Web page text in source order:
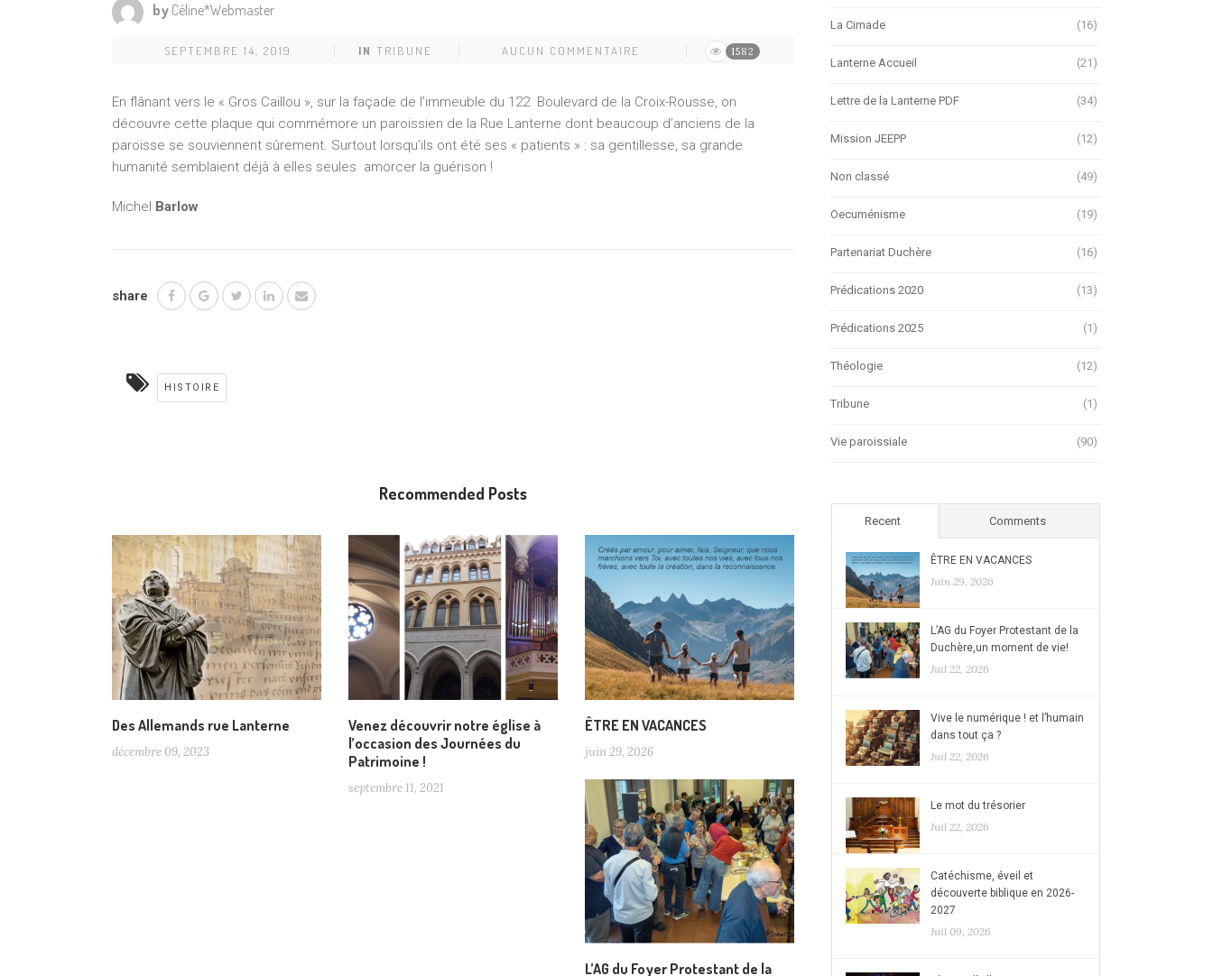
by Céline*Webmaster
SEPTEMBRE 14, 2019 IN TRIBUNE AUCUN COMMENTAIRE 1582
En flânant vers le « Gros Caillou », sur la façade de l’immeuble du 122 Boulevard de la Croix-Rousse, on
découvre cette plaque qui commémore un paroissien de la Rue Lanterne dont beaucoup d’anciens de la
paroisse se souviennent sûrement. Surtout lorsqu’ils ont été ses « patients » : sa gentillesse, sa grande
humanité semblaient déjà à elles seules amorcer la guérison !
Michel Barlow
share
HISTOIRE
Recommended Posts
Des Allemands rue Lanterne
décembre 09, 2023
Venez découvrir notre église à
l’occasion des Journées du
Patrimoine !
septembre 11, 2021
ÊTRE EN VACANCES
juin 29, 2026
L’AG du Foyer Protestant de la
La Cimade (16)
Lanterne Accueil (21)
Lettre de la Lanterne PDF (34)
Mission JEEPP (12)
Non classé (49)
Oecuménisme (19)
Partenariat Duchère (16)
Prédications 2020 (13)
Prédications 2025 (1)
Théologie (12)
Tribune (1)
Vie paroissiale (90)
Recent Comments
ÊTRE EN VACANCES
Juin 29, 2026
L’AG du Foyer Protestant de la
Duchère,un moment de vie!
Juil 22, 2026
Vive le numérique ! et l’humain
dans tout ça ?
Juil 22, 2026
Le mot du trésorier
Juil 22, 2026
Catéchisme, éveil et
découverte biblique en 2026-
2027
Juil 09, 2026